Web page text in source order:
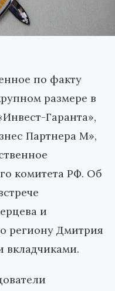
по факту
размере в
Гаранта»,
Партнера М»,
комитета РФ. Об
и
региону Дмитрия